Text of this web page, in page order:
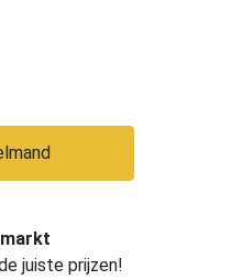
juiste prijzen!